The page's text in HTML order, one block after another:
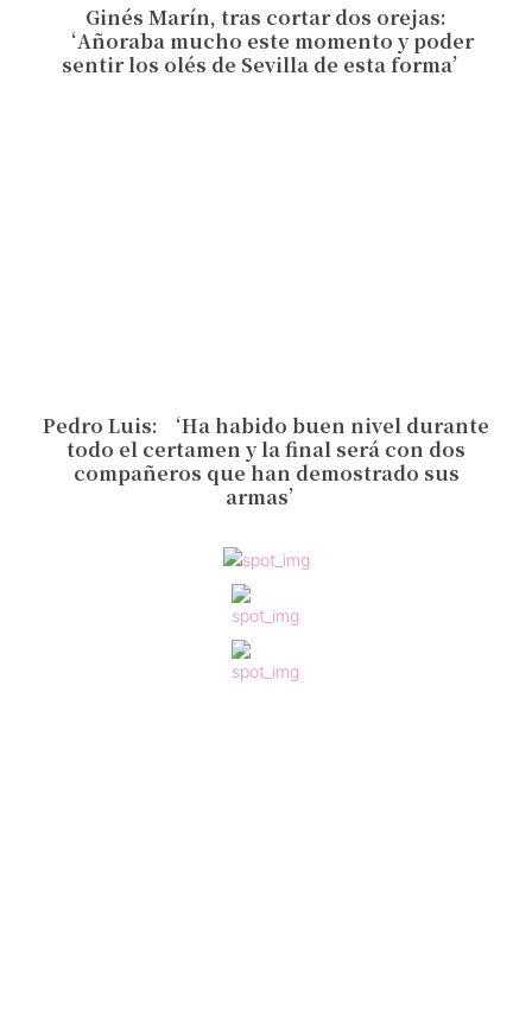
Ginés Marín, tras cortar dos orejas:
‘Añoraba mucho este momento y poder
sentir los olés de Sevilla de esta forma’
Pedro Luis: ‘Ha habido buen nivel durante
todo el certamen y la final será con dos
compañeros que han demostrado sus
armas’